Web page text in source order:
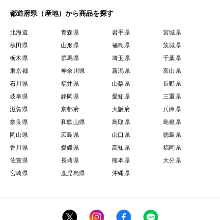
都道府県（産地）から商品を探す
北海道 青森県 岩手県
宮城県
秋田県
山形県 福島県
茨城県
栃木県
群馬県 埼玉県
千葉県
東京都
神奈川県 新潟県
富山県
石川県
福井県 山梨県
長野県
岐阜県
静岡県 愛知県
三重県
滋賀県
京都府 大阪府
兵庫県
奈良県
和歌山県 鳥取県
島根県
岡山県
広島県 山口県
徳島県
香川県
愛媛県 高知県
福岡県
佐賀県
長崎県 熊本県
大分県
宮崎県
鹿児島県 沖縄県